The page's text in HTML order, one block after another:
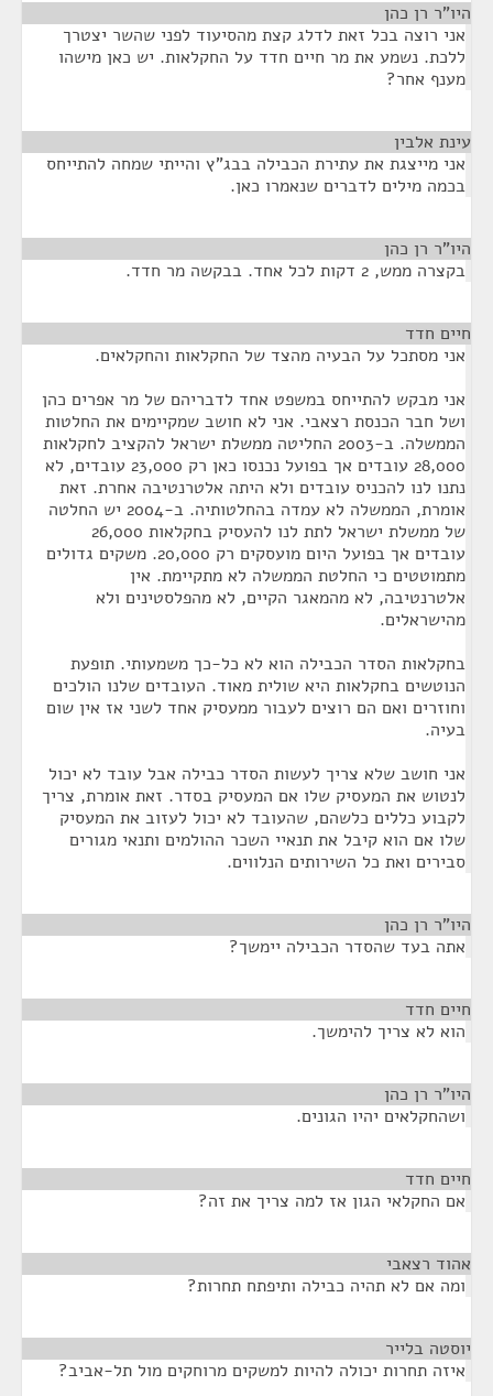
היו"ר רן כהן
אני רוצה בכל זאת לדלג קצת מהסיעוד לפני שהשר יצטרך
ללכת. נשמע את מר חיים חדד על החקלאות. יש כאן מישהו
מענף אחר?
עינת אלבין
אני מייצגת את עתירת הכבילה בבג"ץ והייתי שמחה להתייחס
בכמה מילים לדברים שנאמרו כאן.
היו"ר רן כהן
בקצרה ממש, 2 דקות לכל אחד. בבקשה מר חדד.
חיים חדד
אני מסתכל על הבעיה מהצד של החקלאות והחקלאים.
אני מבקש להתייחס במשפט אחד לדבריהם של מר אפרים כהן
ושל חבר הכנסת רצאבי. אני לא חושב שמקיימים את החלטות
הממשלה. ב-2003 החליטה ממשלת ישראל להקציב לחקלאות
28,000 עובדים אך בפועל נכנסו כאן רק 23,000 עובדים, לא
נתנו לנו להכניס עובדים ולא היתה אלטרנטיבה אחרת. זאת
אומרת, הממשלה לא עמדה בהחלטותיה. ב-2004 יש החלטה
של ממשלת ישראל לתת לנו להעסיק בחקלאות 26,000
עובדים אך בפועל היום מועסקים רק 20,000. משקים גדולים
מתמוטטים כי החלטת הממשלה לא מתקיימת. אין
אלטרנטיבה, לא מהמאגר הקיים, לא מהפלסטינים ולא
מהישראלים.
בחקלאות הסדר הכבילה הוא לא כל-כך משמעותי. תופעת
הנוטשים בחקלאות היא שולית מאוד. העובדים שלנו הולכים
וחוזרים ואם הם רוצים לעבור ממעסיק אחד לשני אז אין שום
בעיה.
אני חושב שלא צריך לעשות הסדר כבילה אבל עובד לא יכול
לנטוש את המעסיק שלו אם המעסיק בסדר. זאת אומרת, צריך
לקבוע כללים כלשהם, שהעובד לא יכול לעזוב את המעסיק
שלו אם הוא קיבל את תנאיי השכר ההולמים ותנאי מגורים
סבירים ואת כל השירותים הנלווים.
היו"ר רן כהן
אתה בעד שהסדר הכבילה יימשך?
חיים חדד
הוא לא צריך להימשך.
היו"ר רן כהן
ושהחקלאים יהיו הגונים.
חיים חדד
אם החקלאי הגון אז למה צריך את זה?
אהוד רצאבי
ומה אם לא תהיה כבילה ותיפתח תחרות?
יוסטה בלייר
איזה תחרות יכולה להיות למשקים מרוחקים מול תל-אביב?